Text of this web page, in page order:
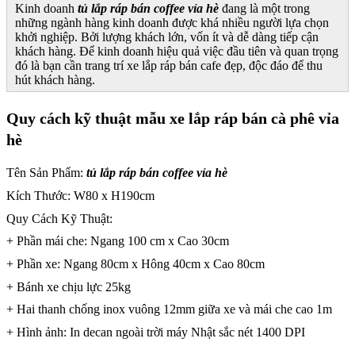
Kinh doanh tủ lắp ráp bán coffee vỉa hè đang là một trong
những ngành hàng kinh doanh được khá nhiều người lựa chọn
khởi nghiệp. Bởi lượng khách lớn, vốn ít và dễ dàng tiếp cận
khách hàng. Để kinh doanh hiệu quả việc đầu tiên và quan trọng
đó là bạn cần trang trí xe lắp ráp bán cafe đẹp, độc đáo để thu
hút khách hàng.
Quy cách kỹ thuật mẫu xe lắp ráp bán cà phê vỉa
hè
Tên Sản Phẩm: tủ lắp ráp bán coffee vỉa hè
Kích Thước: W80 x H190cm
Quy Cách Kỹ Thuật:
+ Phần mái che: Ngang 100 cm x Cao 30cm
+ Phần xe: Ngang 80cm x Hông 40cm x Cao 80cm
+ Bánh xe chịu lực 25kg
+ Hai thanh chống inox vuông 12mm giữa xe và mái che cao 1m
+ Hình ảnh: In decan ngoài trời máy Nhật sắc nét 1400 DPI